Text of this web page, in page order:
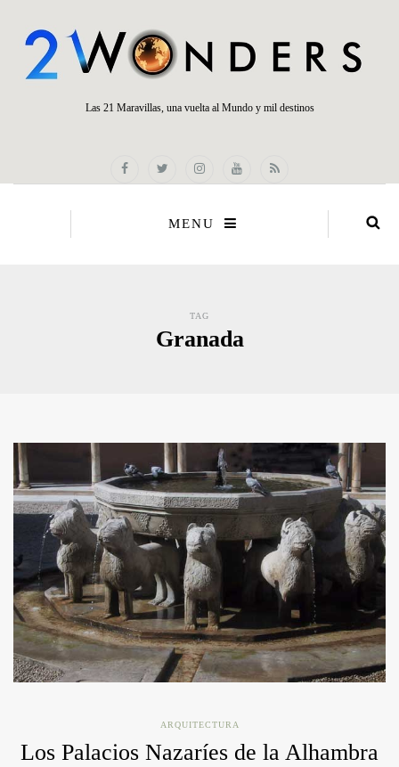
Las 21 Maravillas, una vuelta al Mundo y mil destinos
MENU
TAG
Granada
ARQUITECTURA
Los Palacios Nazaríes de la Alhambra